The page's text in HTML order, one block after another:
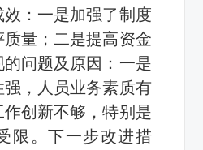
：一是加强了制度
量；二是提高资金
问题及原因：一是
，人员业务素质有
创新不够，特别是
限。下一步改进措